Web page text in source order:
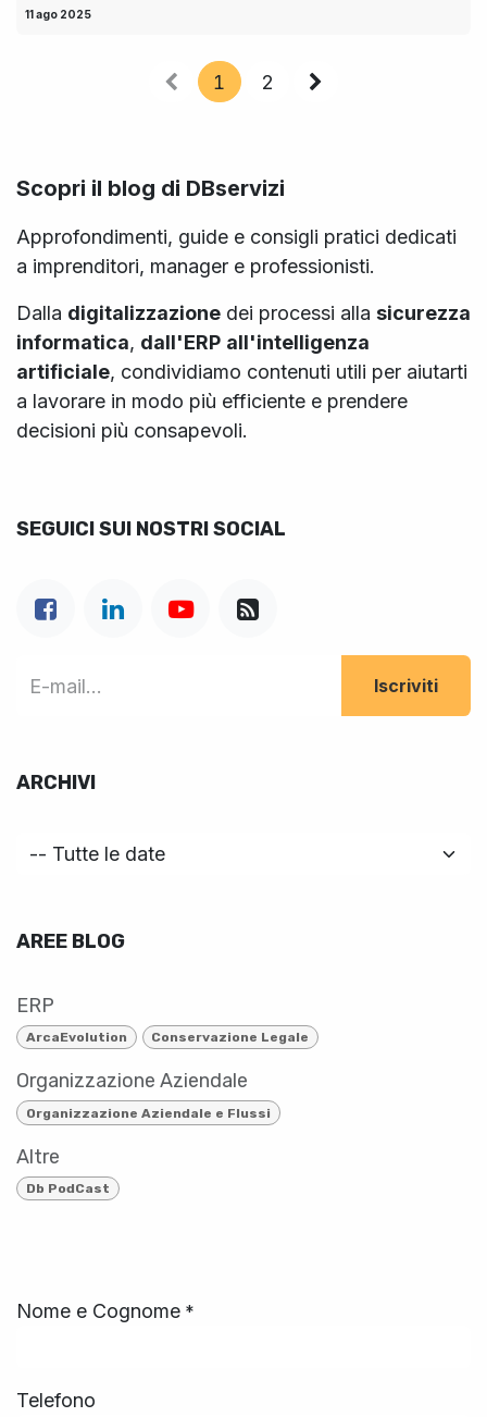
11 ago 2025
1 2
Scopri il blog di DBservizi
Approfondimenti, guide e consigli pratici dedicati
a imprenditori, manager e professionisti.
Dalla digitalizzazione dei processi alla sicurezza
informatica, dall'ERP all'intelligenza
artificiale, condividiamo contenuti utili per aiutarti
a lavorare in modo più efficiente e prendere
decisioni più consapevoli.
SEGUICI SUI NOSTRI SOCIAL
Iscriviti
ARCHIVI
AREE BLOG
ERP
ArcaEvolution Conservazione Legale
Organizzazione Aziendale
Organizzazione Aziendale e Flussi
Altre
Db PodCast
Nome e Cognome *
Telefono